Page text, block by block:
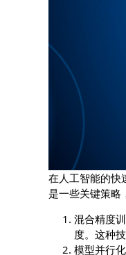
在人工智能
是一些关